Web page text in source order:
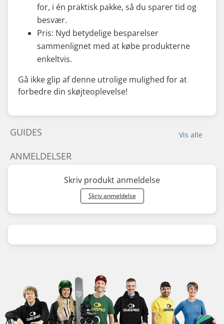
for, i én praktisk pakke, så du sparer tid og
besvær.
Pris: Nyd betydelige besparelser
sammenlignet med at købe produkterne
enkeltvis.
Gå ikke glip af denne utrolige mulighed for at
forbedre din skøjteoplevelse!
Vis alle
GUIDES
ANMELDELSER
Skriv produkt anmeldelse
Skriv anmeldelse